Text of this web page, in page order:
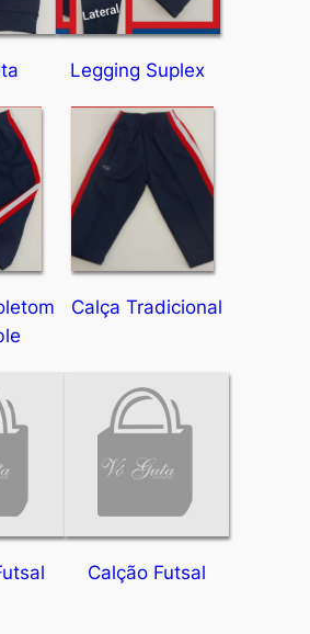
Legging Suplex
Calça Tradicional
Calção Futsal